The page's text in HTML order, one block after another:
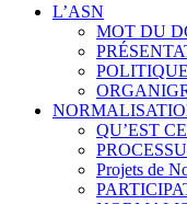
L’ASN
MOT DU
QU’EST
Projets de